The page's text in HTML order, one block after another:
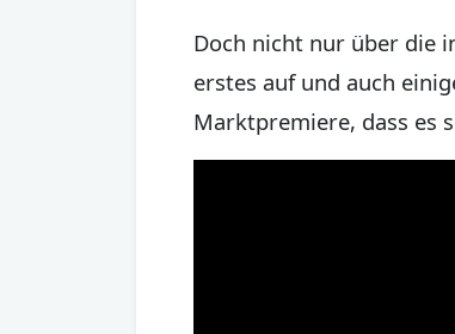
Doch nicht nur über die
erstes auf und auch
Marktpremiere, dass es